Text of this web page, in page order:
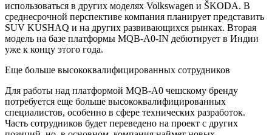
среднесрочной перспективе компания планирует представить
SUV KUSHAQ и на других развивающихся рынках. Вторая
модель на базе платформы MQB-A0-IN дебютирует в Индии
уже к концу этого года.
потребуется еще больше высококвалифицированных
специалистов, особенно в сфере технических разработок.
Часть сотрудников будет переведено на проект с других
позиций, но, в основном, компания наймет новых.